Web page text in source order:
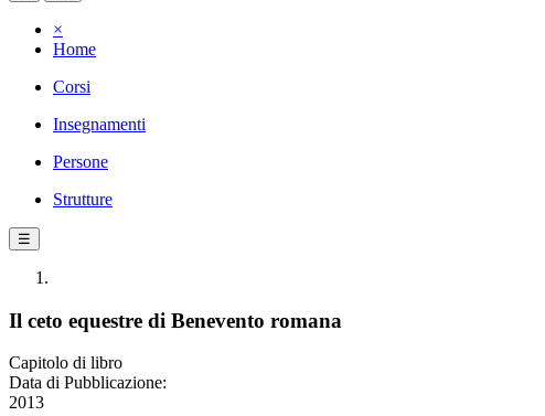
×
Home
Corsi
Insegnamenti
Persone
Strutture
☰
Il ceto equestre di Benevento romana
Capitolo di libro
Data di Pubblicazione:
2013